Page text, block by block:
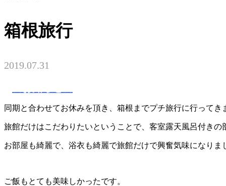
箱根旅行
2019.07.31
同期と合わせてお休みを頂き、箱根までプチ旅行に行ってき
旅館だけはこだわりたいということで、客室露天風呂付きの
お部屋も綺麗で、浴衣も綺麗で旅館だけで興奮気味になりま
ご飯もとても美味しかったです。